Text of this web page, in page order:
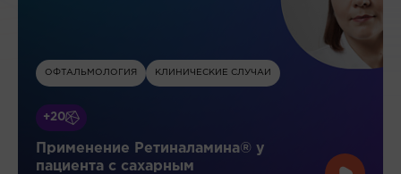
ОФТАЛЬМОЛОГИЯ КЛИНИЧЕСКИЕ СЛУЧАИ
+20
Применение Ретиналамина® у
пациента с сахарным